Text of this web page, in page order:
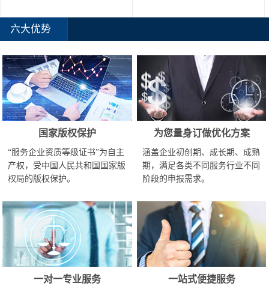
六大优势
国家版权保护
“服务企业资质等级证书”为自主
产权，受中国人民共和国国家版
权局的版权保护。
为您量身订做优化方案
涵盖企业初创期、成长期、成熟
期，满足各类不同服务行业不同
阶段的申报需求。
一对一专业服务 一站式便捷服务